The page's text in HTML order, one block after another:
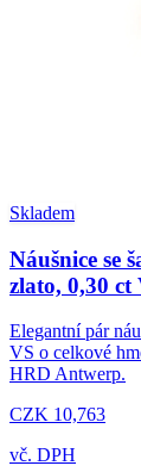
Skladem
Náušnice se
zlato, 0,30 ct
Elegantní pár
VS o celkové
HRD Antwerp.
CZK 10,763
vč. DPH